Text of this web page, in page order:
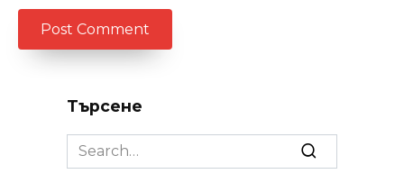
Търсене
Search
for: